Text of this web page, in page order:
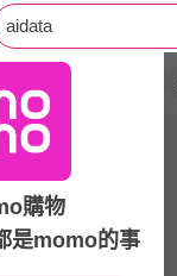
aidata
購物
是momo的事